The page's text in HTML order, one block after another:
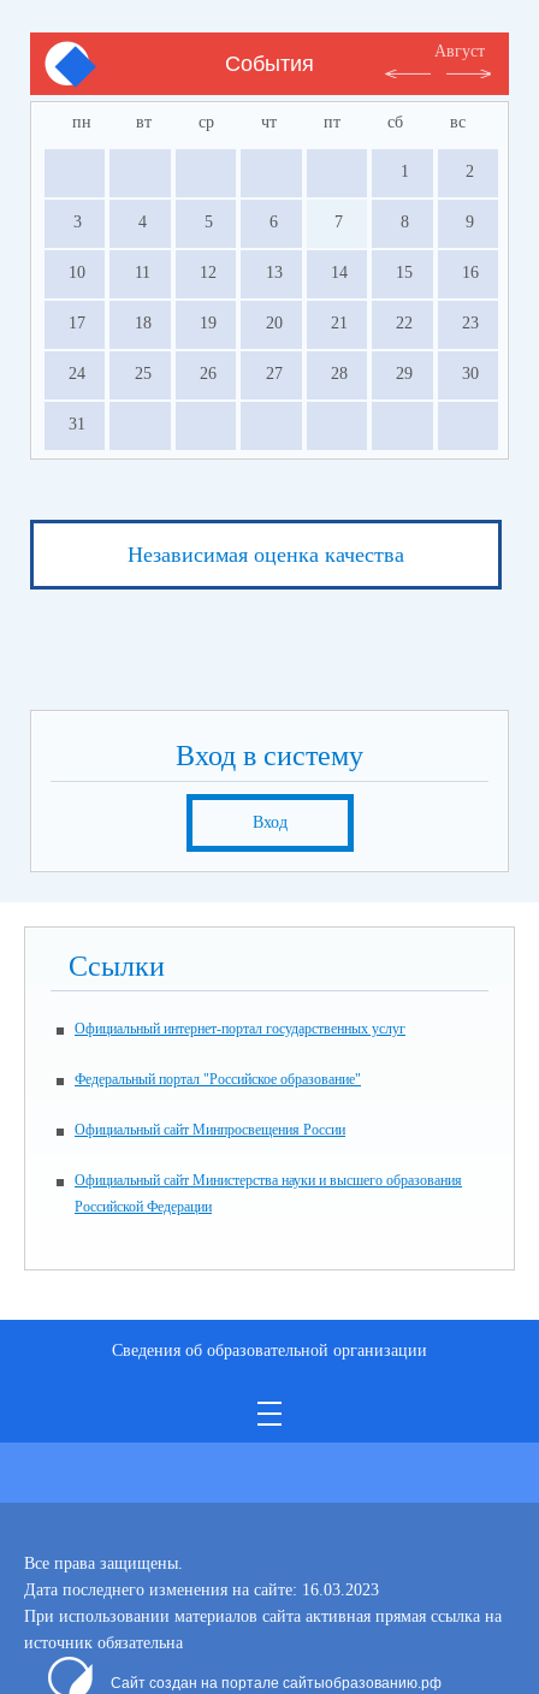
События
Август
пн вт ср чт пт сб вс
1 2
3 4 5 6 7 8 9
10 11 12 13 14 15 16
17 18 19 20 21 22 23
24 25 26 27 28 29 30
31
Независимая оценка качества
Вход в систему
Вход
Ссылки
Официальный интернет-портал государственных услуг
Федеральный портал "Российское образование"
Официальный сайт Минпросвещения России
Официальный сайт Министерства науки и высшего образования
Российской Федерации
Сведения об образовательной организации
Все права защищены.
Дата последнего изменения на сайте: 16.03.2023
При использовании материалов сайта активная прямая ссылка на
источник обязательна
Сайт создан на портале сайтыобразованию.рф